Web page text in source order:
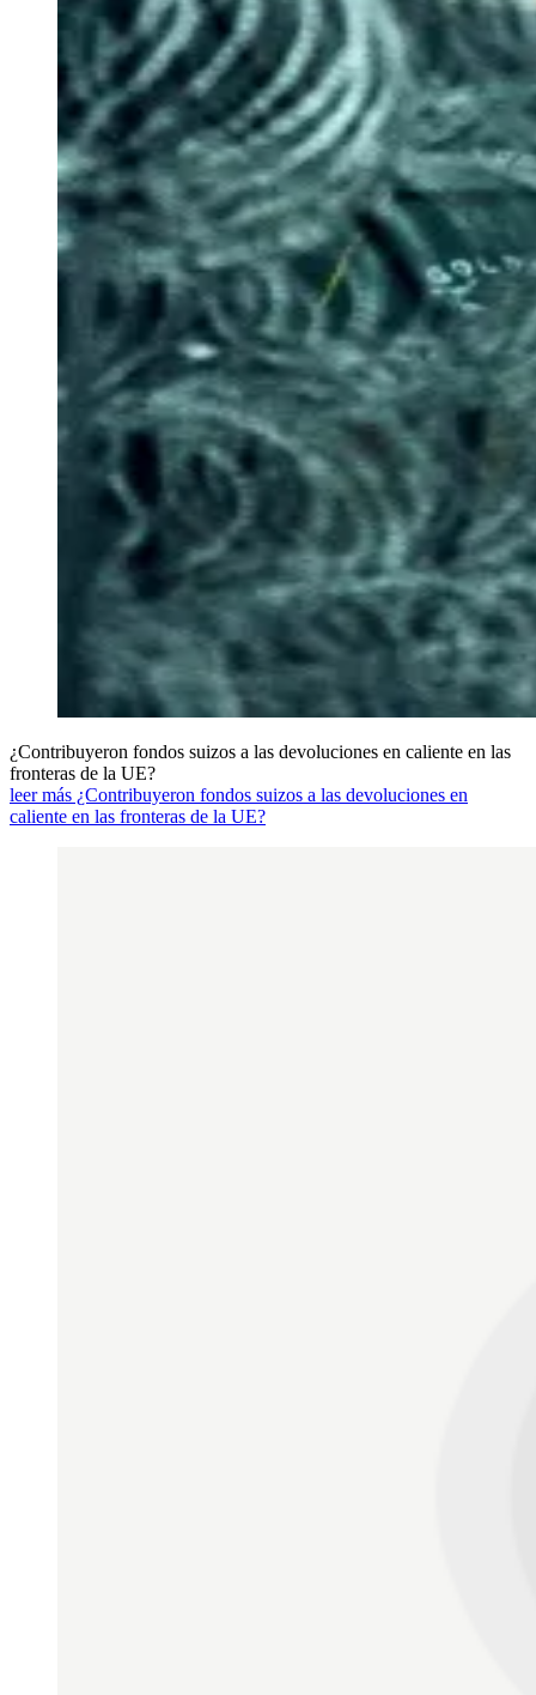
¿Contribuyeron fondos suizos a las devoluciones en caliente en las
fronteras de la UE?
leer más ¿Contribuyeron fondos suizos a las devoluciones en
caliente en las fronteras de la UE?